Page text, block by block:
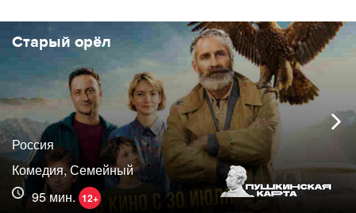
Старый орёл
Россия
Комедия, Семейный
95 мин. 12+